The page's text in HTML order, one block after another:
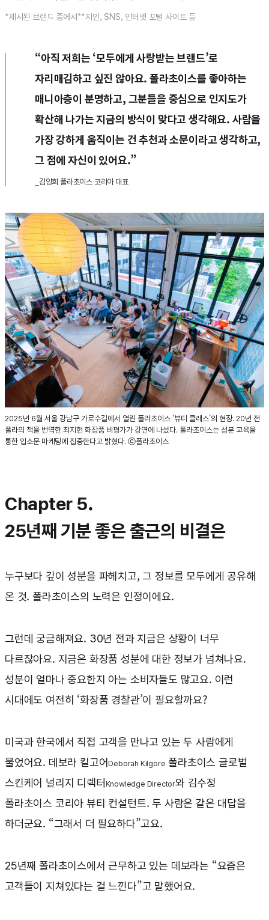
*제시된 브랜드 중에서**지인, SNS, 인터넷 포털 사이트 등
“아직 저희는 ‘모두에게 사랑받는 브랜드’로
자리매김하고 싶진 않아요. 폴라초이스를 좋아하는
매니아층이 분명하고, 그분들을 중심으로 인지도가
확산해 나가는 지금의 방식이 맞다고 생각해요. 사람을
가장 강하게 움직이는 건 추천과 소문이라고 생각하고,
그 점에 자신이 있어요.”
_김양희 폴라초이스 코리아 대표
2025년 6월 서울 강남구 가로수길에서 열린 폴라초이스 ‘뷰티 클래스’의 현장. 20년 전
폴라의 책을 번역한 최지현 화장품 비평가가 강연에 나섰다. 폴라초이스는 성분 교육을
통한 입소문 마케팅에 집중한다고 밝혔다. ⓒ폴라초이스
Chapter 5.
25년째 기분 좋은 출근의 비결은
누구보다 깊이 성분을 파헤치고, 그 정보를 모두에게 공유해
온 것. 폴라초이스의 노력은 인정이에요.
그런데 궁금해져요. 30년 전과 지금은 상황이 너무
다르잖아요. 지금은 화장품 성분에 대한 정보가 넘쳐나요.
성분이 얼마나 중요한지 아는 소비자들도 많고요. 이런
시대에도 여전히 ‘화장품 경찰관’이 필요할까요?
미국과 한국에서 직접 고객을 만나고 있는 두 사람에게
물었어요. 데보라 킬고어Deborah Kilgore 폴라초이스 글로벌
스킨케어 널리지 디렉터 Knowledge Director와 김수정
폴라초이스 코리아 뷰티 컨설턴트. 두 사람은 같은 대답을
하더군요. “그래서 더 필요하다”고요.
25년째 폴라초이스에서 근무하고 있는 데보라는 “요즘은
고객들이 지쳐있다는 걸 느낀다”고 말했어요.